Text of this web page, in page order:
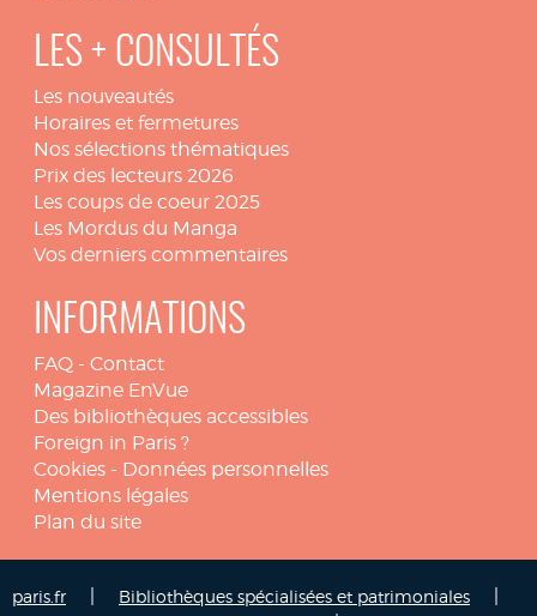
LES + CONSULTÉS
Les nouveautés
Horaires et fermetures
Nos sélections thématiques
Prix des lecteurs 2026
Les coups de coeur 2025
Les Mordus du Manga
Vos derniers commentaires
INFORMATIONS
FAQ - Contact
Magazine EnVue
Des bibliothèques accessibles
Foreign in Paris ?
Cookies - Données personnelles
Mentions légales
Plan du site
paris.fr Bibliothèques spécialisées et patrimoniales